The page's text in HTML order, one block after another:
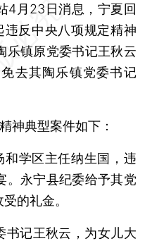
月23日消息，宁夏回
反中央八项规定精神
乐镇原党委书记王秋云
去其陶乐镇党委书记
典型案件如下：
学区主任纳生国，违
。永宁县纪委给予其党
的礼金。
记王秋云，为女儿大